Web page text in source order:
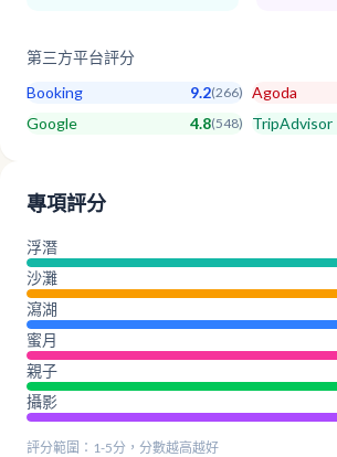
第三方平台評分
Booking 9.2(266) Agoda
Google 4.8(548) TripAdvisor
專項評分
浮潛
沙灘
瀉湖
蜜月
親子
攝影
評分範圍：1-5分，分數越高越好